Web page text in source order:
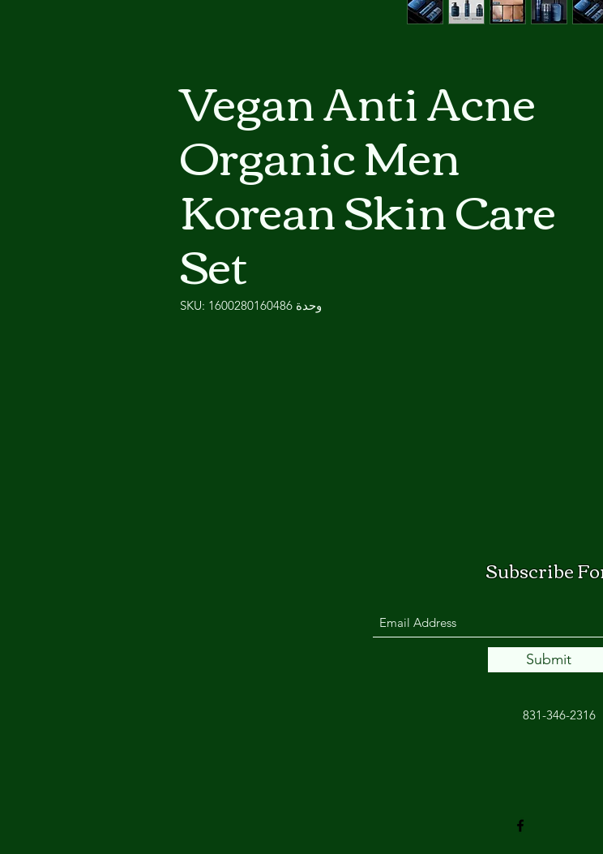
Vegan Anti Acne
Organic Men
Korean Skin Care
Set
وحدة SKU: 1600280160486
Subscribe
Submit
831-346-2316